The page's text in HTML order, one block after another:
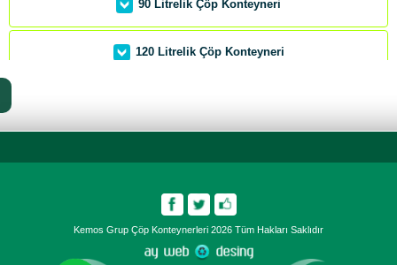
90 Litrelik Çöp Konteyneri
120 Litrelik Çöp Konteyneri
240 Litrelik Çöp Konteyneri
360 Litrelik Çöp Konteyneri
Kemos Grup Çöp Konteynerleri 2026 Tüm Hakları Saklıdır